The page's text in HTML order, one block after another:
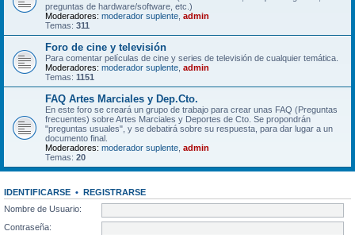
preguntas de hardware/software, etc.)
Moderadores: moderador suplente admin
Temas: 311
Foro de cine y televisión
Para comentar películas de cine y series de televisión de cualquier temática.
Moderadores: moderador suplente admin
Temas: 1151
FAQ Artes Marciales y Dep.Cto.
En este foro se creará un grupo de trabajo para crear unas FAQ (Preguntas
frecuentes) sobre Artes Marciales y Deportes de Cto. Se propondrán
"preguntas usuales", y se debatirá sobre su respuesta, para dar lugar a un
documento final.
Moderadores: moderador suplente admin
Temas: 20
IDENTIFICARSE • REGISTRARSE
Nombre de Usuario:
Contraseña: